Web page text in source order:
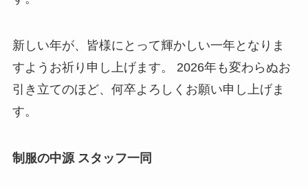
新しい年が、皆様にとって輝かしい一年となりま
すようお祈り申し上げます。 2026年も変わらぬお
引き立てのほど、何卒よろしくお願い申し上げま
す。
制服の中源 スタッフ一同